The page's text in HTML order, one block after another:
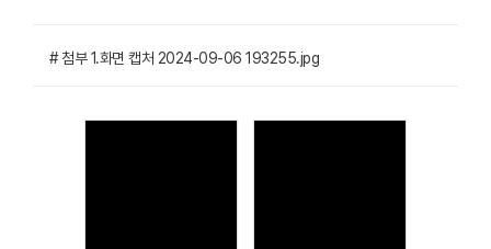
# 첨부 1.화면 캡처 2024-09-06 193255.jpg